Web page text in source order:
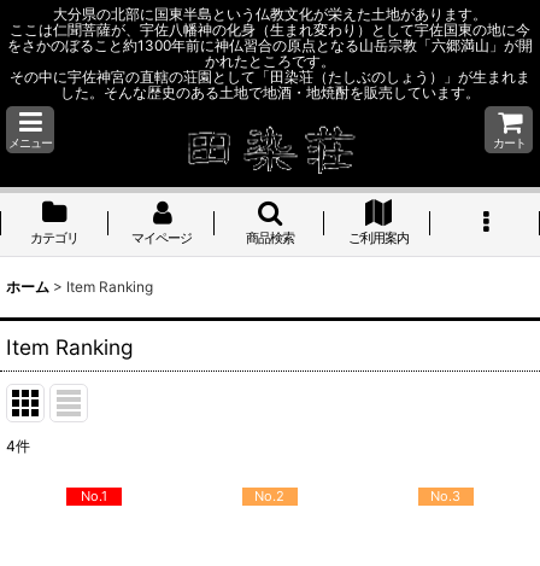
大分県の北部に国東半島という仏教文化が栄えた土地があります。
ここは仁聞菩薩が、宇佐八幡神の化身（生まれ変わり）として宇佐国東の地に今
をさかのぼること約1300年前に神仏習合の原点となる山岳宗教「六郷満山」が開
かれたところです。
その中に宇佐神宮の直轄の荘園として「田染荘（たしぶのしょう）」が生まれま
した。そんな歴史のある土地で地酒・地焼酎を販売しています。
メニュー カート
カテゴリ マイページ 商品検索 ご利用案内
ホーム > Item Ranking
Item Ranking
4件
No.1 No.2 No.3